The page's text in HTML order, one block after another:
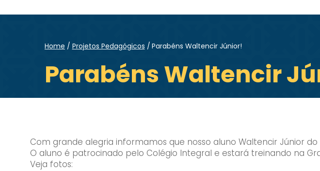
Home Projetos Pedagógicos Parabéns Waltencir Júnior!
Parabéns Waltencir
Com grande alegria informamos que nosso aluno Waltencir Júnior
O aluno é patrocinado pelo Colégio Integral e estará treinando na
Veja fotos: